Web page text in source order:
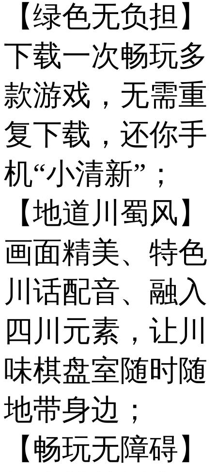
【绿色无负担】
下载一次畅玩多
款游戏，无需重
复下载，还你手
机“小清新”；
【地道川蜀风】
画面精美、特色
川话配音、融入
四川元素，让川
味棋盘室随时随
地带身边；
【畅玩无障碍】